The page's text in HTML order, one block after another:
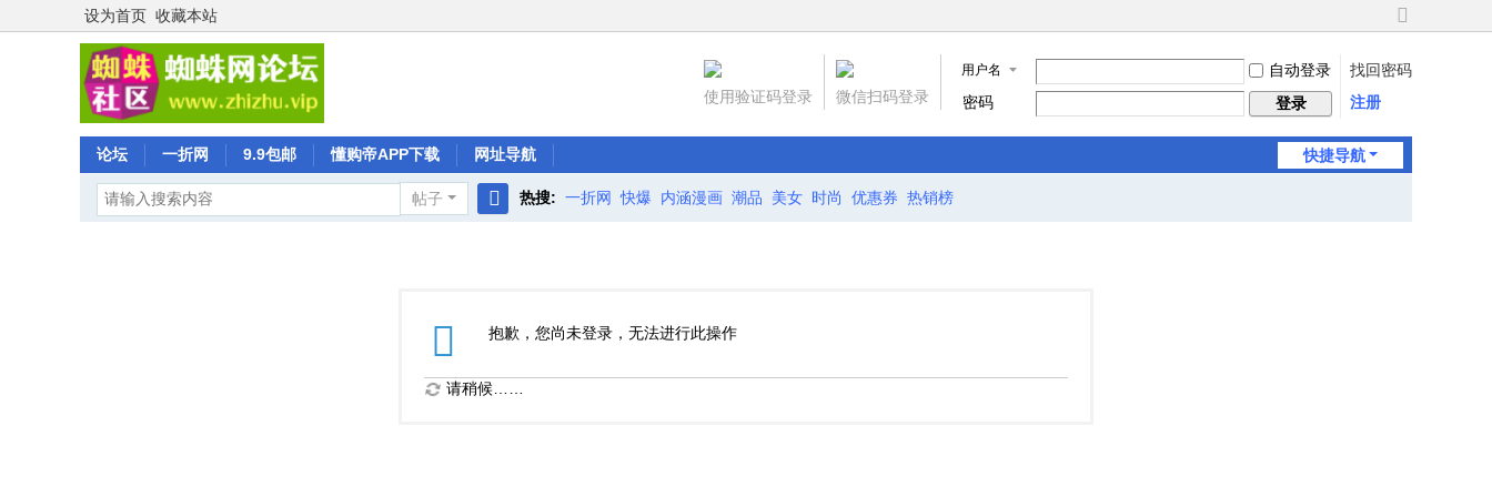
设为首页 收藏本站
切
到
用户名 自动登录
找回密码
密码
登录 注册
微信扫码登录
使用验证码登录
快捷导航
论坛 一折网 9.9包邮 懂购帝APP下载 网址导航
帖子 热搜: 一折网 快爆 内涵漫画 潮品 美女 时尚 优惠券 热销榜
抱歉，您尚未登录，无法进行此操作
请稍候……